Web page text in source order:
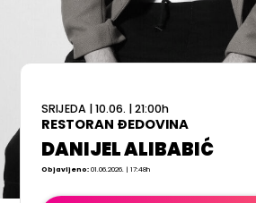
SRIJEDA|10.06. |21:00h
RESTORAN ĐEDOVINA
DANIJEL ALIBABIĆ
Objavljeno:01.06.2026. | 17:48h